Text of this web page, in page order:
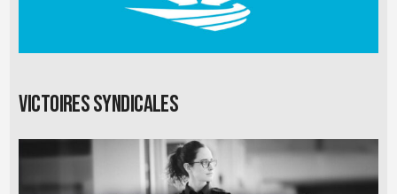
Victoires syndicales